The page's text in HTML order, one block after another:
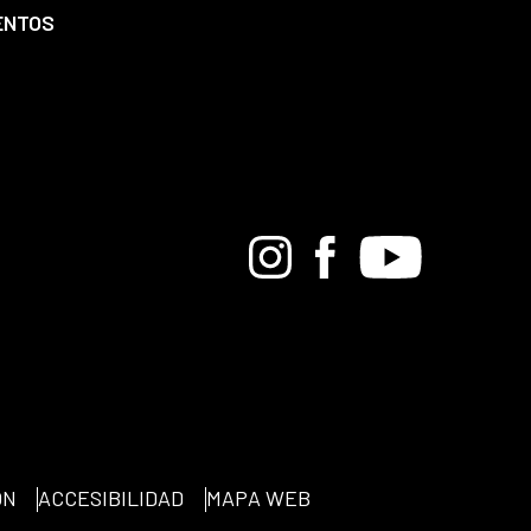
BandcampInstagramFacebook
Youtube
ACCESIBILIDAD MAPA WEB